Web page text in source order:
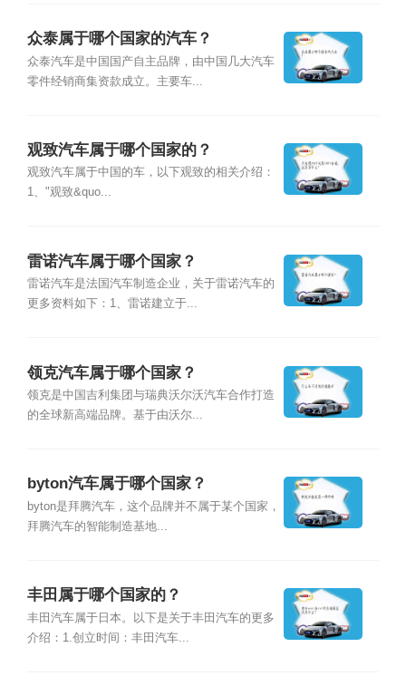
众泰属于哪个国家的汽车？
众泰汽车是中国国产自主品牌，由中国几大汽车
零件经销商集资款成立。主要车...
观致汽车属于哪个国家的？
观致汽车属于中国的车，以下观致的相关介绍：
1、"观致&quo...
雷诺汽车属于哪个国家？
雷诺汽车是法国汽车制造企业，关于雷诺汽车的
更多资料如下：1、雷诺建立于...
领克汽车属于哪个国家？
领克是中国吉利集团与瑞典沃尔沃汽车合作打造
的全球新高端品牌。基于由沃尔...
byton汽车属于哪个国家？
byton是拜腾汽车，这个品牌并不属于某个国家，
拜腾汽车的智能制造基地...
丰田属于哪个国家的？
丰田汽车属于日本。以下是关于丰田汽车的更多
介绍：1.创立时间：丰田汽车...